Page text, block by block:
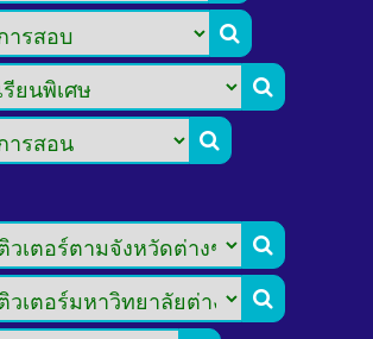




